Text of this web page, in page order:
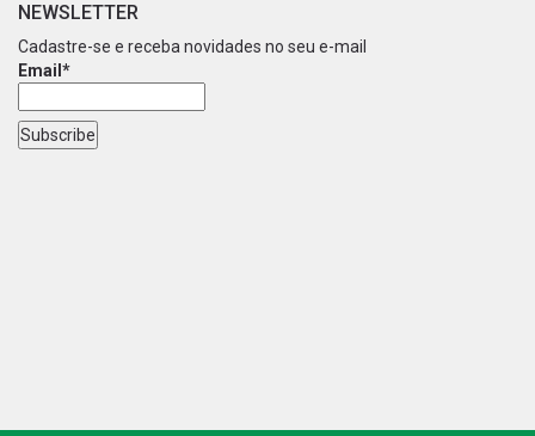
NEWSLETTER
Cadastre-se e receba novidades no seu e-mail
Email*